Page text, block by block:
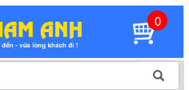
0